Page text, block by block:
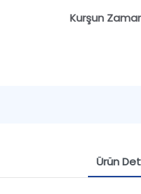
Kurşun
Ürün